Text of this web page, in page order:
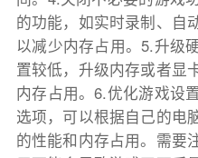
的功能，如实时录制、自
以减少内存占用。5.升级
置较低，升级内存或者显
内存占用。6.优化游戏设
选项，可以根据自己的电
的性能和内存占用。需要